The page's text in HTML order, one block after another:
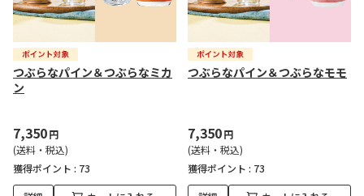
つぶらなパイン＆つぶらなミカ
ン
7,350円
(送料・税込)
獲得ポイント : 73
つぶらなパイン＆つぶらなモモ
7,350円
(送料・税込)
獲得ポイント : 73